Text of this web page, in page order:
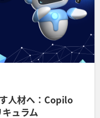
人材へ：Copilo
ュラム